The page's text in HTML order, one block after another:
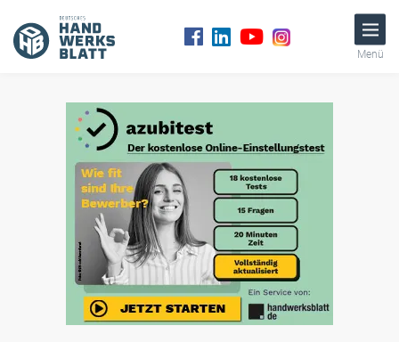
Menü